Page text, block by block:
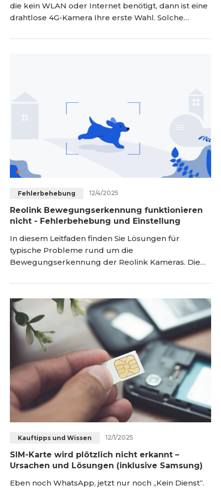
die kein WLAN oder Internet benötigt, dann ist eine
drahtlose 4G-Kamera Ihre erste Wahl. Solche
funktionieren, damit Sie Ihr Eigentum im Auge
Fehlerbehebung 12/4/2025
Reolink Bewegungserkennung funktionieren
nicht - Fehlerbehebung und Einstellung
In diesem Leitfaden finden Sie Lösungen für
typische Probleme rund um die
Bewegungserkennung der Reolink Kameras. Die
Problem Zum Abschnitt Bewegungserkennung
löst nicht aus #2 Bewegungserkennung wird
Kauftipps und Wissen 12/1/2025
SIM-Karte wird plötzlich nicht erkannt –
Ursachen und Lösungen (inklusive Samsung)
Eben noch WhatsApp, jetzt nur noch „Kein Dienst“.